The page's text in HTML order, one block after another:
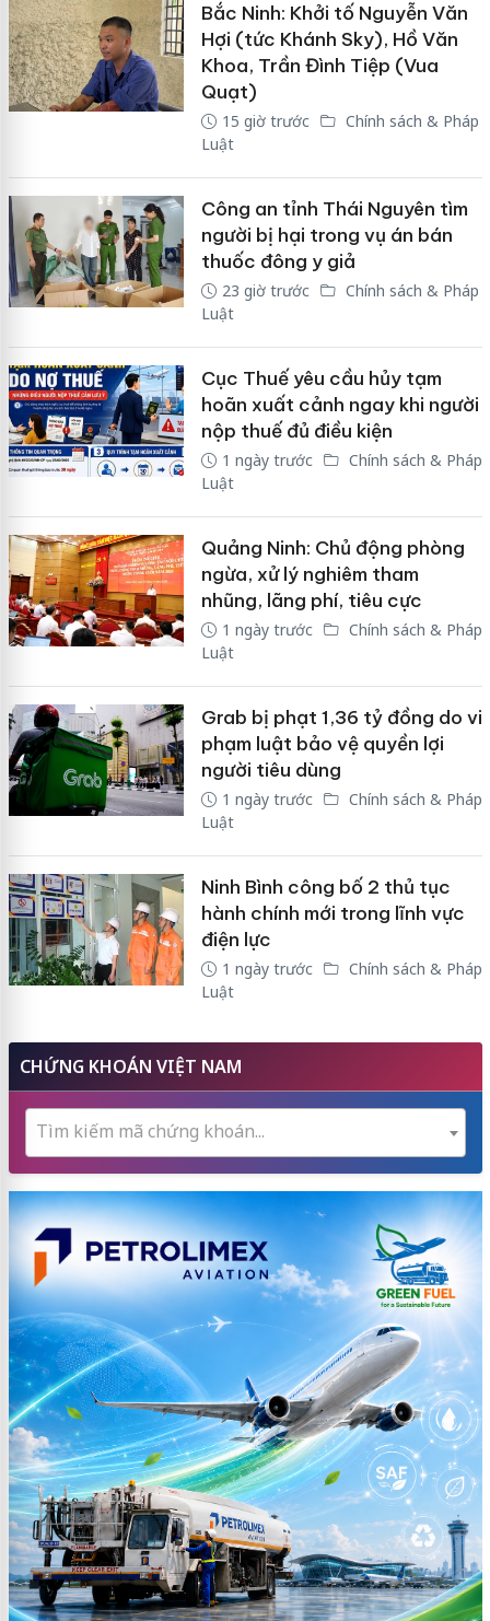
Bắc Ninh: Khởi tố Nguyễn Văn
Hợi (tức Khánh Sky), Hồ Văn
Khoa, Trần Đình Tiệp (Vua
Quạt)
15 giờ trước
Chính sách & Pháp
Luật
Công an tỉnh Thái Nguyên tìm
người bị hại trong vụ án bán
thuốc đông y giả
23 giờ trước
Chính sách & Pháp
Luật
Cục Thuế yêu cầu hủy tạm
hoãn xuất cảnh ngay khi người
nộp thuế đủ điều kiện
1 ngày trước
Chính sách & Pháp
Luật
Quảng Ninh: Chủ động phòng
ngừa, xử lý nghiêm tham
nhũng, lãng phí, tiêu cực
1 ngày trước
Chính sách & Pháp
Luật
Grab bị phạt 1,36 tỷ đồng do vi
phạm luật bảo vệ quyền lợi
người tiêu dùng
1 ngày trước
Chính sách & Pháp
Luật
Ninh Bình công bố 2 thủ tục
hành chính mới trong lĩnh vực
điện lực
1 ngày trước
Chính sách & Pháp
Luật
CHỨNG KHOÁN VIỆT NAM
Tìm kiếm mã chứng khoán...